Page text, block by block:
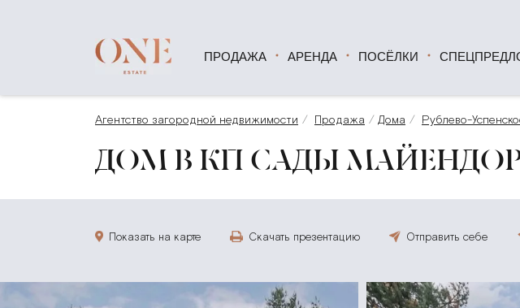
ПРОДАЖА АРЕНДА ПОСЁЛКИ
Агентство загородной недвижимости Продажа Дома Рублево-
ДОМ В КП САДЫ
Показать на карте Скачать презентацию Отправить себе